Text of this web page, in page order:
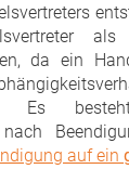
da ein
Es
auf ein